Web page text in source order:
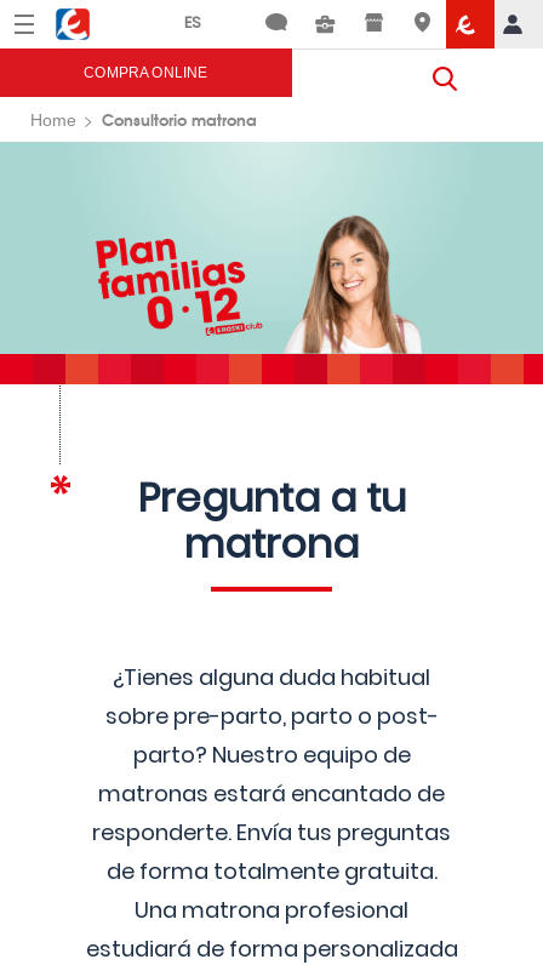
Menú Eroski
COMPRA ONLINE
Home Consultorio matrona
Pregunta a tu
matrona
¿Tienes alguna duda habitual
sobre pre-parto, parto o post-
parto? Nuestro equipo de
matronas estará encantado de
responderte. Envía tus preguntas
de forma totalmente gratuita.
Una matrona profesional
estudiará de forma personalizada